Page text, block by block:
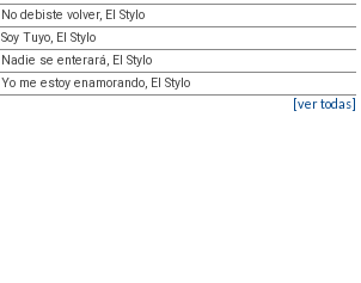
No debiste volver, El Stylo
Soy Tuyo, El Stylo
Nadie se enterará, El Stylo
Yo me estoy enamorando, El Stylo
[ver todas]